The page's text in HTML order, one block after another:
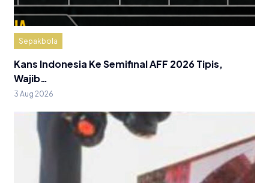
Sepakbola
Kans Indonesia Ke Semifinal AFF 2026 Tipis,
Wajib…
3 Aug 2026